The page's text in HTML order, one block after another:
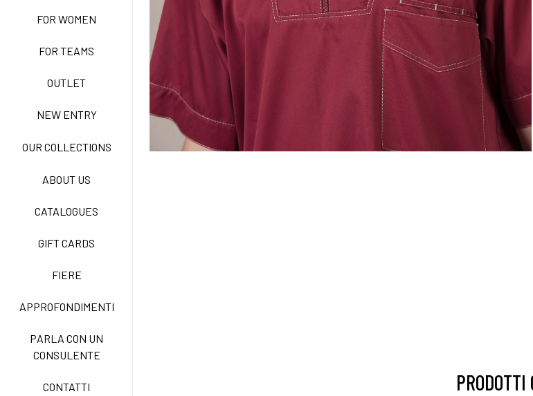
FOR WOMEN
FOR TEAMS
OUTLET
NEW ENTRY
OUR COLLECTIONS
ABOUT US
CATALOGUES
GIFT CARDS
FIERE
APPROFONDIMENTI
PARLA CON UN
CONSULENTE
CONTATTI
NEW LIFE NO STIRO
TECNOSTRETCH EASY
PRODOTTI